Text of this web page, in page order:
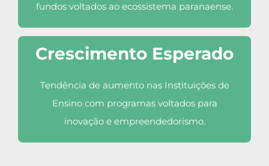
fundos voltados ao ecossistema paranaense.
Crescimento Esperado
Tendência de aumento nas Instituições de
Ensino com programas voltados para
inovação e empreendedorismo.